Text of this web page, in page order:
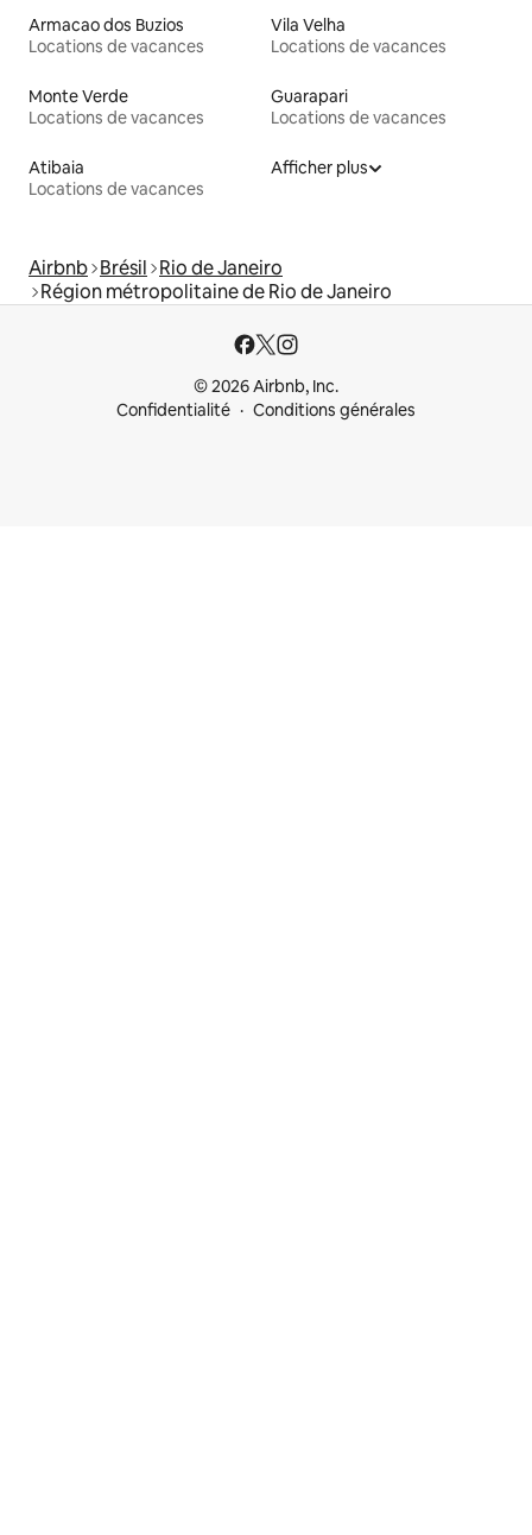
Armacao dos Buzios
Locations de vacances
Vila Velha
Locations de vacances
Monte Verde
Locations de vacances
Guarapari
Locations de vacances
Atibaia
Locations de vacances
Afficher plus
Airbnb Brésil Rio de Janeiro
Région métropolitaine de Rio de Janeiro
© 2026 Airbnb, Inc.
Confidentialité
Conditions générales